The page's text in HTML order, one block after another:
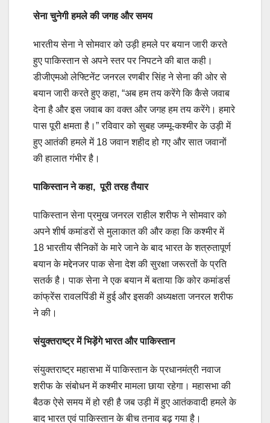
सेना चुनेगी हमले की जगह और समय
भारतीय सेना ने सोमवार को उड़ी हमले पर बयान जारी करते
हुए पाकिस्तान से अपने स्तर पर निपटने की बात कही।
डीजीएमओ लेफ्टिनेंट जनरल रणबीर सिंह ने सेना की ओर से
बयान जारी करते हुए कहा, “अब हम तय करेंगे कि कैसे जवाब
देना है और इस जवाब का वक्त और जगह हम तय करेंगे। हमारे
पास पूरी क्षमता है।” रविवार को सुबह जम्मू-कश्मीर के उड़ी में
हुए आतंकी हमले में 18 जवान शहीद हो गए और सात जवानों
की हालात गंभीर है।
पाकिस्‍तान ने कहा, पूरी तरह तैयार
पाकिस्तान सेना प्रमुख जनरल राहील शरीफ ने सोमवार को
अपने शीर्ष कमांडरों से मुलाकात की और कहा कि कश्मीर में
18 भारतीय सैनिकों के मारे जाने के बाद भारत के शत्रुतापूर्ण
बयान के मद्देनजर पाक सेना देश की सुरक्षा जरूरतों के प्रति
सतर्क है। पाक सेना ने एक बयान में बताया कि कोर कमांडर्स
कांफ्रेंस रावलपिंडी में हुई और इसकी अध्यक्षता जनरल शरीफ
ने की।
संयुक्‍तराष्‍ट्र में भिड़ेंगे भारत और पाकिस्तान
संयुक्तराष्ट्र महासभा में पाकिस्तान के प्रधानमंत्री नवाज
शरीफ के संबोधन में कश्मीर मामला छाया रहेगा। महासभा की
बैठक ऐसे समय में हो रही है जब उड़ी में हुए आतंकवादी हमले के
बाद भारत एवं पाकिस्तान के बीच तनाव बढ़ गया है।